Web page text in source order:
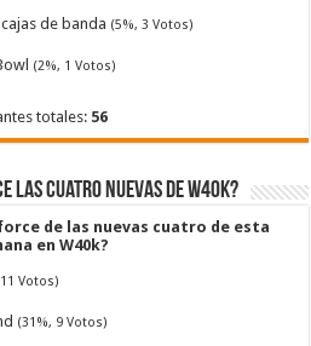
de banda (5%, 3 Votos)
(2%, 1 Votos)
totales: 56
las cuatro nuevas de W40k?
de las nuevas cuatro de esta
en W40k?
Votos)
(31%, 9 Votos)